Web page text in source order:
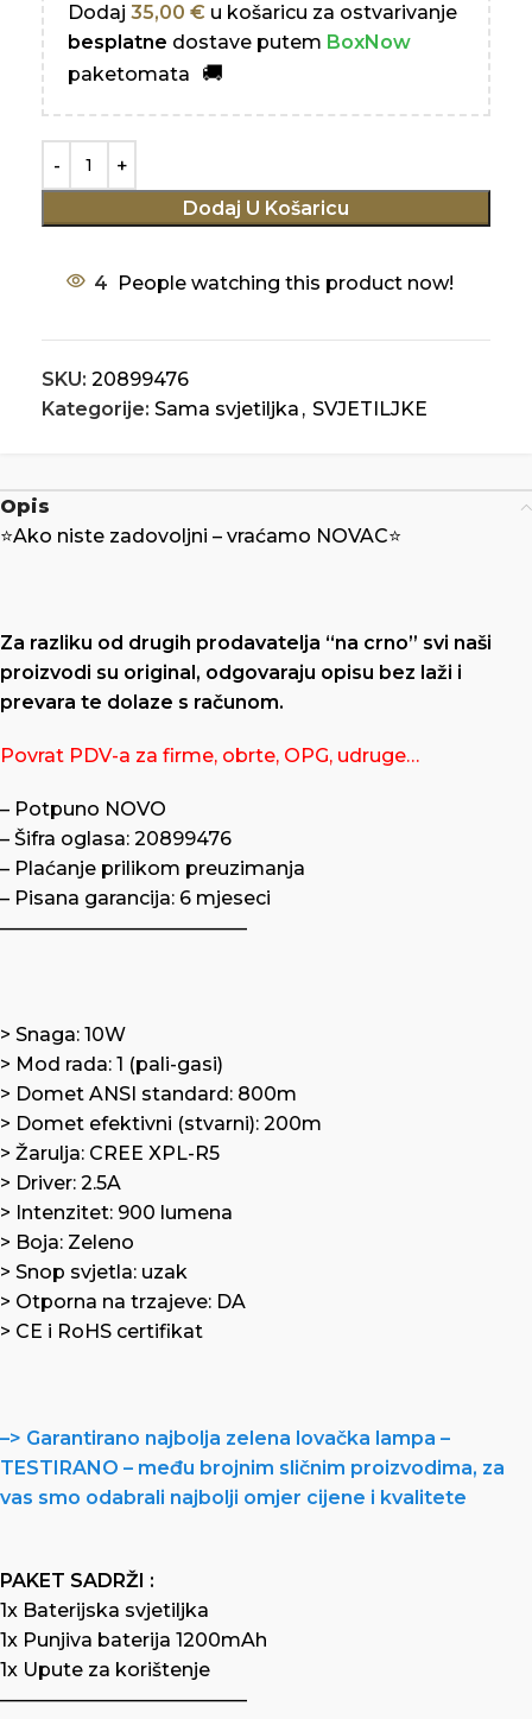
Dodaj 35,00 € u košaricu za ostvarivanje
besplatne dostave putem BoxNow
paketomata
Dodaj U Košaricu
4 People watching this product now!
SKU: 20899476
Kategorije: Sama svjetiljka , SVJETILJKE
Opis
⭐️Ako niste zadovoljni – vraćamo NOVAC⭐️
Za razliku od drugih prodavatelja “na crno” svi naši
proizvodi su original, odgovaraju opisu bez laži i
prevara te dolaze s računom.
Povrat PDV-a za firme, obrte, OPG, udruge…
– Potpuno NOVO
– Šifra oglasa: 20899476
– Plaćanje prilikom preuzimanja
– Pisana garancija: 6 mjeseci
—————————————
> Snaga: 10W
> Mod rada: 1 (pali-gasi)
> Domet ANSI standard: 800m
> Domet efektivni (stvarni): 200m
> Žarulja: CREE XPL-R5
> Driver: 2.5A
> Intenzitet: 900 lumena
> Boja: Zeleno
> Snop svjetla: uzak
> Otporna na trzajeve: DA
> CE i RoHS certifikat
–> Garantirano najbolja zelena lovačka lampa –
TESTIRANO – među brojnim sličnim proizvodima, za
vas smo odabrali najbolji omjer cijene i kvalitete
PAKET SADRŽI :
1x Baterijska svjetiljka
1x Punjiva baterija 1200mAh
1x Upute za korištenje
—————————————